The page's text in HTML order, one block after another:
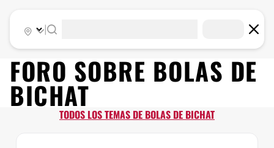
|
FORO SOBRE BOLAS DE
BICHAT
TODOS LOS TEMAS DE BOLAS DE BICHAT